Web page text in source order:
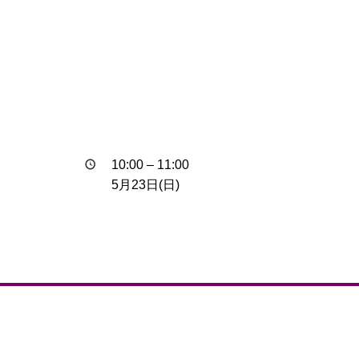
10:00 – 11:00
5月23日(日)